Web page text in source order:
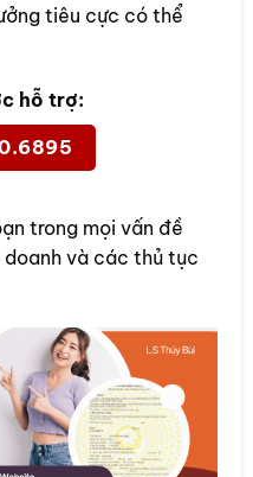
tiêu cực có thể
hỗ trợ:
trong mọi vấn đề
doanh và các thủ tục